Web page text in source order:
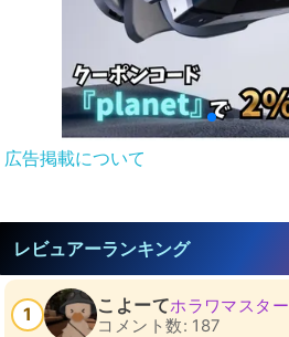
広告掲載について
レビュアーランキング
1 こよーてホラワマスター
コメント数: 187